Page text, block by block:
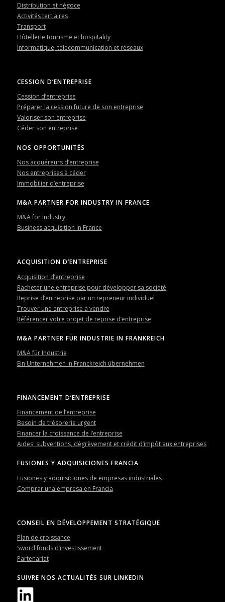
Distribution et négoce
Activités tertiaires
Transport
Hôtellerie tourisme et hospitality
Informatique, télécommunication et réseaux
CESSION D’ENTREPRISE
Cession d’entreprise
Préparer la cession future de son entreprise
Valoriser son entreprise
Céder son entreprise
NOS OPPORTUNITÉS
Nos acquéreurs d’entreprise
Nos entreprises à céder
Immobilier d’entreprise
M&A PARTNER FOR INDUSTRY IN FRANCE
M&A for Industry
Business acquisition in France
ACQUISITION D’ENTREPRISE
Acquisition d’entreprise
Racheter une entreprise pour développer sa société
Reprise d’entreprise par un repreneur individuel
Trouver une entreprise à vendre
Référencer votre projet de reprise d’entreprise
M&A PARTNER FÜR INDUSTRIE IN FRANKREICH
M&A für Industrie
Ein Unternehmen in Franckreich übernehmen
FINANCEMENT D’ENTREPRISE
Financement de l’entreprise
Besoin de trésorerie urgent
Financer la croissance de l’entreprise
Aides, subventions, dégrèvement et crédit d’impôt aux entreprises
FUSIONES Y ADQUISICIONES FRANCIA
Fusiones y adquisiciones de empresas industriales
Comprar una empresa en Francia
CONSEIL EN DÉVELOPPEMENT STRATÉGIQUE
Plan de croissance
Sword fonds d’investissement
Partenariat
SUIVRE NOS ACTUALITÉS SUR LINKEDIN